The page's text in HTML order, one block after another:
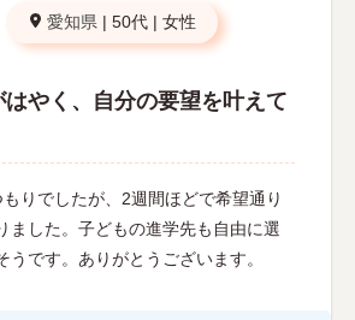
愛知県 | 50代 | 女性
はやく、自分の要望を叶えて
りでしたが、2週間ほどで希望通り
ました。子どもの進学先も自由に選
うです。ありがとうございます。